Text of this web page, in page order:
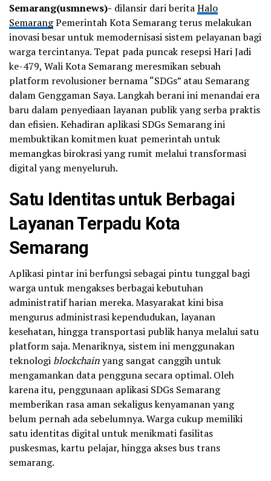
Semarang(usmnews)- dilansir dari beritaHalo
SemarangPemerintah Kota Semarang terus melakukan
inovasi besar untuk memodernisasi sistem pelayanan bagi
warga tercintanya. Tepat pada puncak resepsi Hari Jadi
ke-479, Wali Kota Semarang meresmikan sebuah
platform revolusioner bernama “SDGs” atau Semarang
dalam Genggaman Saya. Langkah berani ini menandai era
baru dalam penyediaan layanan publik yang serba praktis
dan efisien. Kehadiran aplikasi SDGs Semarang ini
membuktikan komitmen kuat pemerintah untuk
memangkas birokrasi yang rumit melalui transformasi
digital yang menyeluruh.
Satu Identitas untuk Berbagai
Layanan Terpadu Kota
Semarang
Aplikasi pintar ini berfungsi sebagai pintu tunggal bagi
warga untuk mengakses berbagai kebutuhan
administratif harian mereka. Masyarakat kini bisa
mengurus administrasi kependudukan, layanan
kesehatan, hingga transportasi publik hanya melalui satu
platform saja. Menariknya, sistem ini menggunakan
teknologi blockchainyang sangat canggih untuk
mengamankan data pengguna secara optimal. Oleh
karena itu, penggunaan aplikasi SDGs Semarang
memberikan rasa aman sekaligus kenyamanan yang
belum pernah ada sebelumnya. Warga cukup memiliki
satu identitas digital untuk menikmati fasilitas
puskesmas, kartu pelajar, hingga akses bus trans
semarang.